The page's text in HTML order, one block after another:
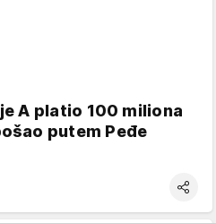
A platio 100 miliona
putem Peđe